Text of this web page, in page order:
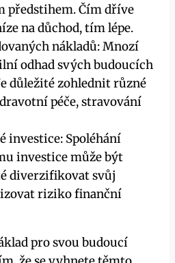
předstihem. Čím dříve
na důchod, tím lépe.
nákladů: Mnozí
odhad svých budoucích
důležité zohlednit různé
péče, stravování
investice: Spoléhání
investice může být
diverzifikovat svůj
riziko finanční
pro svou budoucí